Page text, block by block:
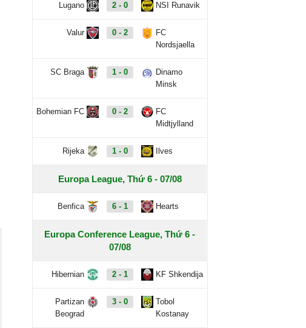
Lugano 2 - 0 NSI Runavik
Valur 0 - 2
FC
Nordsjaella
SC Braga 1 - 0
Dinamo
Minsk
Bohemian FC 0 - 2
FC
Midtjylland
Rijeka 1 - 0 Ilves
Europa League, Thứ 6 - 07/08
Benfica 6 - 1 Hearts
Europa Conference League, Thứ 6 -
07/08
Hibernian 2 - 1 KF Shkendija
Partizan
Beograd
3 - 0
Tobol
Kostanay